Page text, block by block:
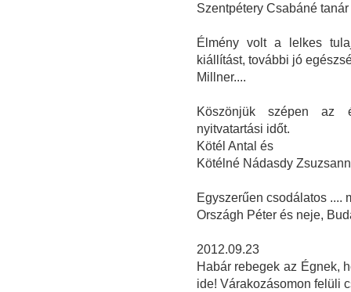
Szentpétery Csabáné tanár
Élmény volt a lelkes
kiállítást, további jó
Millner....
Köszönjük szépen az
nyitvatartási időt.
Kötél Antal és
Kötélné Nádasdy
Egyszerűen csodálatos ....
Országh Péter és neje,
2012.09.23
Habár rebegek az Égnek,
ide! Várakozásomon felüli